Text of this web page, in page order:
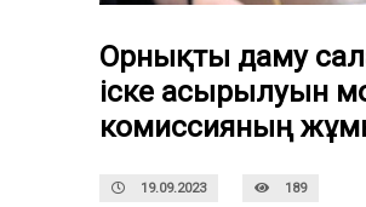
Орнықты даму
іске асырылуын
комиссияның
19.09.2023 189